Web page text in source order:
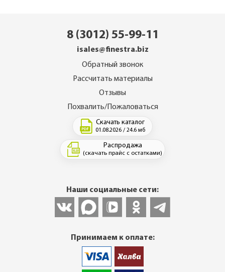
8 (3012) 55-99-11
isales@finestra.biz
Обратный звонок
Рассчитать материалы
Отзывы
Похвалить/Пожаловаться
Скачать каталог
01.08.2026 / 24.6 мб
Распродажа
(скачать прайс с остатками)
Наши социальные сети:
Принимаем к оплате: